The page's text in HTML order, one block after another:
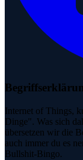
Internet of Things,
Dinge". Was sich
übersetzen wir die
auch immer du es
Bullshit-Bingo.